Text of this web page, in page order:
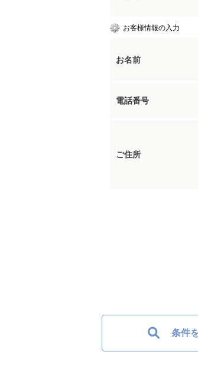
お客様情報の入力
お名前
電話番号
ご住所
条件